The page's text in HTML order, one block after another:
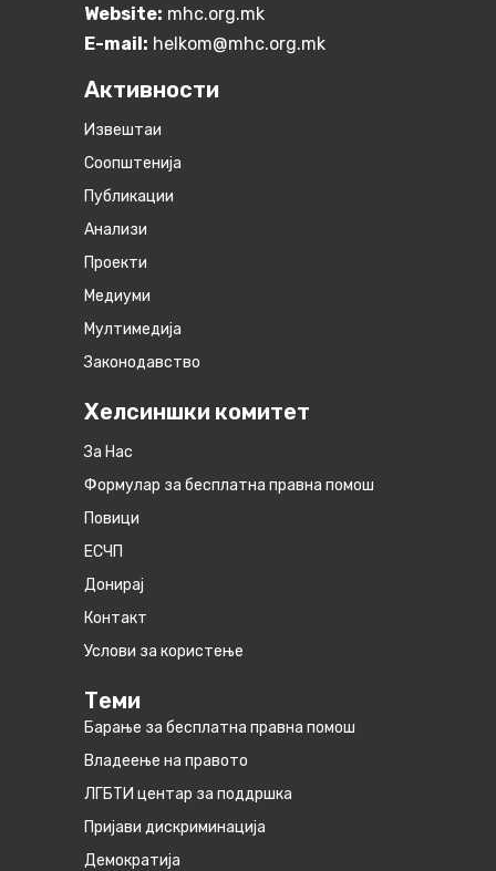
Website: mhc.org.mk
E-mail: helkom@mhc.org.mk
Активности
Извештаи
Соопштенија
Публикации
Анализи
Проекти
Медиуми
Мултимедија
Законодавство
Хелсиншки комитет
За Нас
Формулар за бесплатна правна помош
Повици
ЕСЧП
Донирај
Контакт
Услови за користење
Теми
Барање за бесплатна правна помош
Владеење на правото
ЛГБТИ центар за поддршка
Пријави дискриминација
Демократија